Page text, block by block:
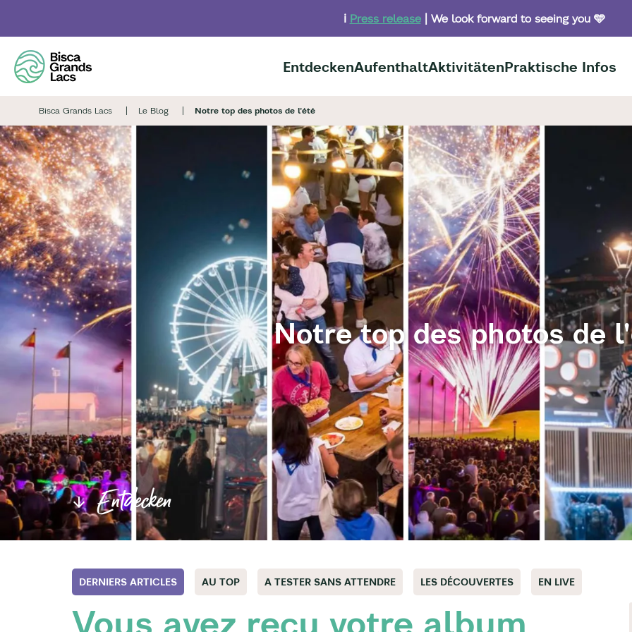
main
content
ℹ️ Press release| We look forward to seeing you 🩵
EntdeckenAufenthaltAktivitätenPraktische Infos
Bisca Grands Lacs Le Blog Notre top des photos de l'été
Notre top des photos de
Entdecken
DERNIERS ARTICLES AU TOP A TESTER SANS ATTENDRE LES DÉCOUVERTES EN LIVE
Vous avez reçu votre album